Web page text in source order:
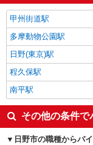
甲州街道駅
多摩動物公園駅
日野(東京)駅
程久保駅
南平駅
その他の条件で
日野市の職種からバ